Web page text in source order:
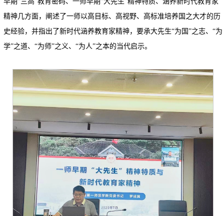
精神几方面，阐述了一师以高目标、高视野、高标准培养国之大才的历
史经验，并指出了新时代涵养教育家精神，要承大先生“为国”之志、“为
学”之道、“为师”之义、“为人”之本的当代启示。